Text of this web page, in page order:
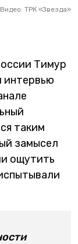
Видео: ТРК «Звезда»
Тимур
интервью
таким
замысел
ощутить